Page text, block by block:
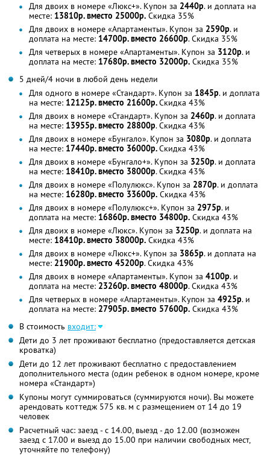
Для двоих в номере «Люкс+». Купон за 2440р. и доплата на
месте: 13810р. вместо 25000р. Скидка 35%
Для двоих в номере «Апартаменты». Купон за 2590р. и
доплата на месте: 14700р. вместо 26600р. Скидка 35%
Для четверых в номере «Апартаменты». Купон за 3120р. и
доплата на месте: 17680р. вместо 32000р. Скидка 35%
5 дней/4 ночи в любой день недели
Для одного в номере «Стандарт». Купон за 1845р. и доплата
на месте: 12125р. вместо 21600р.Скидка 43%
Для двоих в номере «Стандарт». Купон за 2460р. и доплата
на месте: 13955р. вместо 28800р. Скидка 43%
Для двоих в номере «Бунгало». Купон за 3080р. и доплата
на месте: 17440р. вместо 36000р.Скидка 43%
Для двоих в номере «Бунгало+». Купон за 3250р. и доплата
на месте: 18410р. вместо 38000р. Скидка 43%
Для двоих в номере «Полулюкс». Купон за 2870р. и доплата
на месте: 16280р. вместо 33600р. Скидка 43%
Для двоих в номере «Полулюкс+». Купон за 2975р. и
доплата на месте: 16860р. вместо 34800р. Скидка 43%
Для двоих в номере «Люкс». Купон за 3250р. и доплата на
месте: 18410р. вместо 38000р. Скидка 43%
Для двоих в номере «Люкс+». Купон за 3865р. и доплата на
месте: 21900р. вместо 45200р. Скидка 43%
Для двоих в номере «Апартаменты». Купон за 4100р. и
доплата на месте: 23260р. вместо 48000р. Скидка 43%
Для четверых в номере «Апартаменты». Купон за 4925р. и
доплата на месте: 27905р. вместо 57600р. Скидка 43%
В стоимость входит:
Дети до 3 лет проживают бесплатно (предоставляется детская
кроватка)
Дети до 12 лет проживают бесплатно с предоставлением
дополнительного места (один ребенок в одном номере, кроме
номера «Стандарт»)
Купоны могут суммироваться (суммируются ночи). Вы можете
арендовать коттедж 575 кв. м с размещением от 14 до 19
человек
Расчетный час: заезд - с 14.00, выезд - до 12.00 (возможен
заезд с 17.00 и выезд до 15.00 при наличии свободных мест,
уточняйте по телефону)